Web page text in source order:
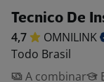
Tecnico De
4,7
OMNILINK
Todo Brasil
A combinar